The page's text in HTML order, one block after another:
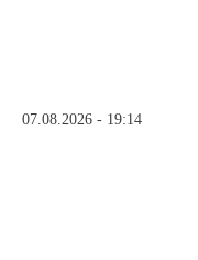
07.08.2026 - 19:14